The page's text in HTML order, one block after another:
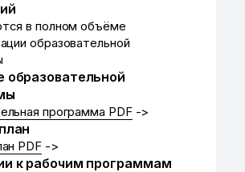
в полном объёме
образовательной
образовательной
программа PDF->
PDF->
к рабочим программам